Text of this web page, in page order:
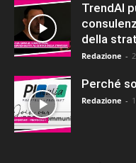
TrendAI
della
Redazione -
Perché
Redazione -